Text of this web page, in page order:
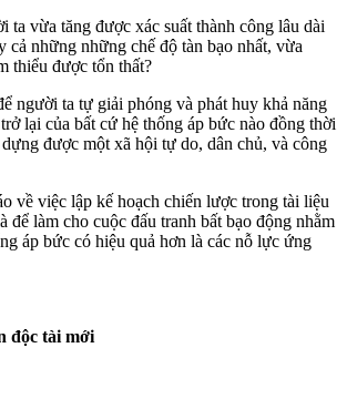
ta vừa tăng được xác suất thành công lâu dài
cả những những chế độ tàn bạo nhất, vừa
thiểu được tổn thất?
người ta tự giải phóng và phát huy khả năng
lại của bất cứ hệ thống áp bức nào đồng thời
được một xã hội tự do, dân chủ, và công
về việc lập kế hoạch chiến lược trong tài liệu
để làm cho cuộc đấu tranh bất bạo động nhằm
áp bức có hiệu quả hơn là các nỗ lực ứng
độc tài mới